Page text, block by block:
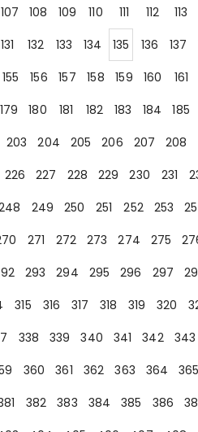
107 108 109 110 111 112 113
131 132 133 134 135 136 137
155 156 157 158 159 160 161
179 180 181 182 183 184 185
203 204 205 206 207 208
226 227 228 229 230 231
249 250 251 252 253
271 272 273 274 275
293 294 295 296 297
315 316 317 318 319 320
338 339 340 341 342 343
360 361 362 363 364 365
382 383 384 385 386